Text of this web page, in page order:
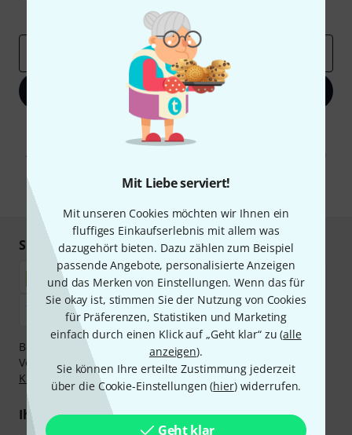
Mit Liebe serviert!
Mit unseren Cookies möchten wir Ihnen ein
fluffiges Einkaufserlebnis mit allem was
dazugehört bieten. Dazu zählen zum Beispiel
passende Angebote, personalisierte Anzeigen
und das Merken von Einstellungen. Wenn das für
Sie okay ist, stimmen Sie der Nutzung von Cookies
für Präferenzen, Statistiken und Marketing
einfach durch einen Klick auf „Geht klar“ zu (alle
anzeigen).
Sie können Ihre erteilte Zustimmung jederzeit
über die Cookie-Einstellungen (hier) widerrufen.
Geht klar
Inspirierende Beiträge
Deals
Jetzt anmelden
Mit Klick auf „Jetzt anmelden“ stimmen Sie dem Erhalt von E-Mail-
Werbung und einer Messung des E-Mail-Nutzungsverhaltens zu. Die
Abmeldung ist jederzeit möglich. Weitere Informationen finden Sie in
* Pflichtfeld
Sicher einkaufen & bezahlen
Bezahlen Sie vertraulich und sicher per Nachnahme,
Vorkasse, PayPal, Amazon Pay,Klarna Sofort bezahlen
Klarna Ratenzahlung oder Kreditkarte.
Ihre Vorteile